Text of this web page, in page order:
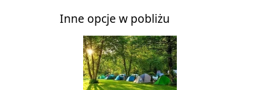
Inne opcje w pobliżu